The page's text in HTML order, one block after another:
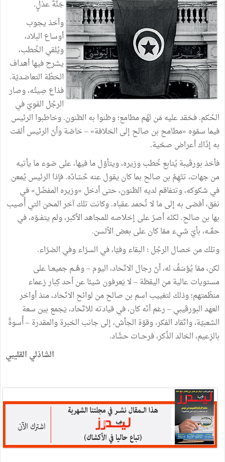
جَنَّةَ عدْلٍ.
وأخذ يجوب
أوساع البلاد،
ويُلقي الخُطب،
يشرح فيها أهداف
الخطّة التعاضديّة.
فذاع صِيتُه، وصار
الرجُل القويّ في
الحُكم. فحَقد عليه مَن لهُم مطامع؛ وظنوا به الظنون. وخاطبوا الرئيس
فيما سمّوه «مطامح بن صالح إلى الخلافة» – خاصّة وأنّ الرئيس ألمّت
به إذّاك أعراض صحّية.
فأخذ بورڨيبة يُتابع خُطب وزيره، ويتأوّل ما فيها، على ضوء ما يأتيه
من جهات، تتّهِمُ بن صالح بما كان يقول عنه حٌسّادُه. فإذا الرئيس يُمعن
في شكوكه، وتتفاقم لديه الظنون، حتى أدخل «وزيره المفضّل» في
نفق، أفضى به إلى ما لا تُحمد عقباه. وكانت تلك آخر المحن التي أُصيب
بها بن صالح. لكنّه أصرّ على إخلاصه للمجاهد الأكبر، ولم يتفــوّه، في
حقّــه، بأيّ شيء ممّا كان على بعض الألسن.
وتلك من خصال الرجُل : البقاء وفيّا، في السرّاء وفي الضرّاء.
لكن، ممّا يُؤسَفُ له، أنّ رجال الاتّحاد، اليوم – وهُــم جميعــا على
مستويات عالية من اليقظة – لا يَعرفون شيئا عن أحد كِبار زعماء
منظّمتهم؛ وذلك لتغييب اسم بن صالح من لوائح الاتّحاد، منذ أواخر
العهد البورڨيبي – رغم أنّه كان، في قيادته للاتّحاد، يَجمع بين سعة
الشعبيّة، واتّقاد الفكر، وقوّة الجأش، إلى جانب الخبرة والمقدرة – أُسوةً
بالزعيم، الخالد الذِّكر، فرحــات حشّاد.
الشاذلي القليبي